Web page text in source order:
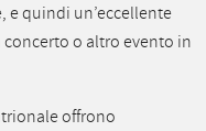
e quindi un’eccellente
o altro evento in
offrono